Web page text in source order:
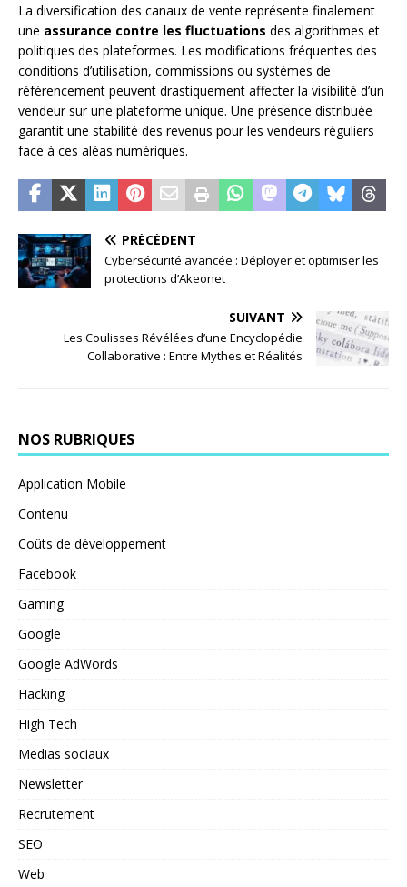
La diversification des canaux de vente représente finalement
une assurance contre les fluctuations des algorithmes et
politiques des plateformes. Les modifications fréquentes des
conditions d’utilisation, commissions ou systèmes de
référencement peuvent drastiquement affecter la visibilité d’un
vendeur sur une plateforme unique. Une présence distribuée
garantit une stabilité des revenus pour les vendeurs réguliers
face à ces aléas numériques.
PRÉCÉDENT
Cybersécurité avancée : Déployer et optimiser les
protections d’Akeonet
SUIVANT
Les Coulisses Révélées d’une Encyclopédie
Collaborative : Entre Mythes et Réalités
NOS RUBRIQUES
Application Mobile
Contenu
Coûts de développement
Facebook
Gaming
Google
Google AdWords
Hacking
High Tech
Medias sociaux
Newsletter
Recrutement
SEO
Web